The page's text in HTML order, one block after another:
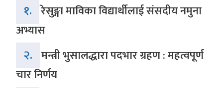
१. रेसुङ्गा माविका विद्यार्थीलाई संसदीय नमुना
अभ्यास
२. मन्त्री भुसालद्धारा पदभार ग्रहण : महत्वपूर्ण
चार निर्णय